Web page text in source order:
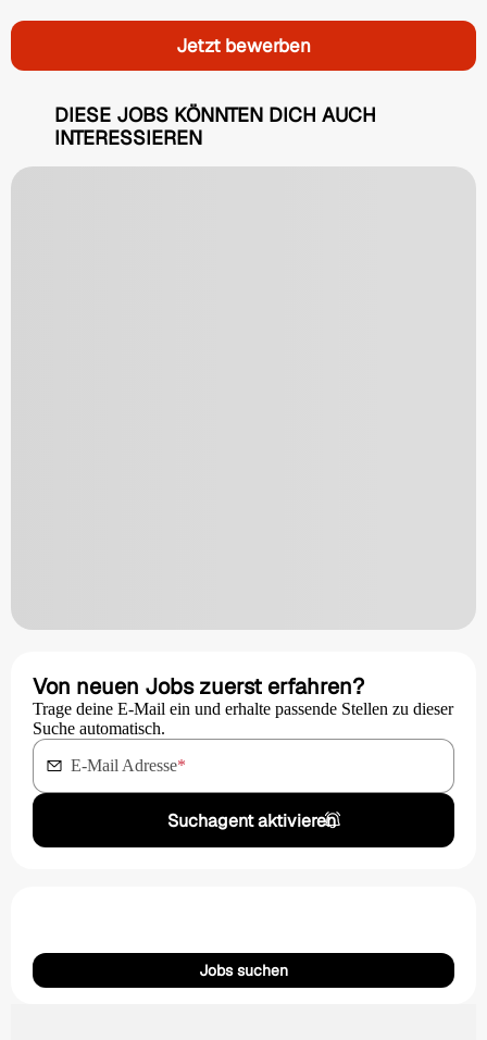
Jetzt bewerben
DIESE JOBS KÖNNTEN DICH AUCH
INTERESSIEREN
Von neuen Jobs zuerst erfahren?
Trage deine E-Mail ein und erhalte passende Stellen zu dieser
Suche automatisch.
E-Mail Adresse*
Suchagent aktivieren
Jobs suchen